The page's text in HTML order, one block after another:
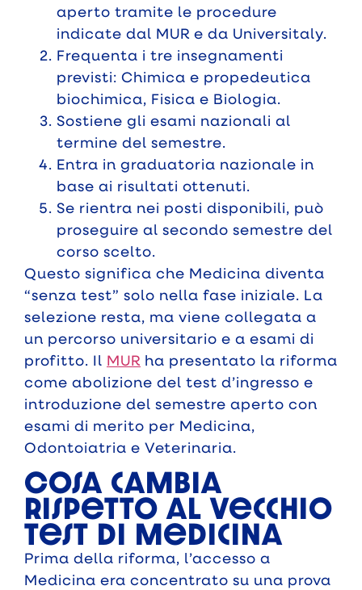
aperto tramite le procedure
indicate dal MUR e da Universitaly.
Frequenta i tre insegnamenti
previsti: Chimica e propedeutica
biochimica, Fisica e Biologia.
Sostiene gli esami nazionali al
termine del semestre.
Entra in graduatoria nazionale in
base ai risultati ottenuti.
Se rientra nei posti disponibili, può
proseguire al secondo semestre del
corso scelto.
Questo significa che Medicina diventa
“senza test” solo nella fase iniziale. La
selezione resta, ma viene collegata a
un percorso universitario e a esami di
profitto. Il MUR ha presentato la riforma
come abolizione del test d’ingresso e
introduzione del semestre aperto con
esami di merito per Medicina,
Odontoiatria e Veterinaria.
Cosa cambia
rispetto al vecchio
test di Medicina
Prima della riforma, l’accesso a
Medicina era concentrato su una prova